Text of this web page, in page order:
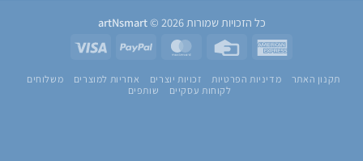
כל הזכויות שמורות 2026 ©
artNsmart
American
Credit
MasterCard
PayPal
תקנון האתר מדיניות הפרטיות זכויות יוצרים אחריות למוצרים
משלוחים
לקוחות עסקיים
שותפים